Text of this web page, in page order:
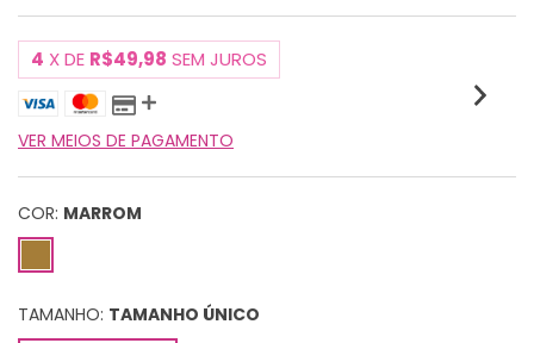
4 X DE R$49,98 SEM JUROS
VER MEIOS DE PAGAMENTO
COR: MARROM
TAMANHO: TAMANHO ÚNICO